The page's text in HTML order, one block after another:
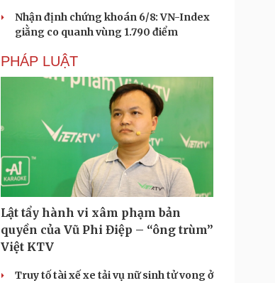
Nhận định chứng khoán 6/8: VN-Index
giằng co quanh vùng 1.790 điểm
PHÁP LUẬT
Lật tẩy hành vi xâm phạm bản
quyền của Vũ Phi Điệp – “ông trùm”
Việt KTV
Truy tố tài xế xe tải vụ nữ sinh tử vong ở